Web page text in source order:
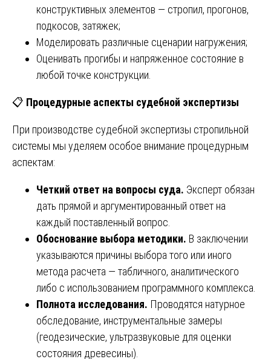
конструктивных элементов — стропил, прогонов,
подкосов, затяжек;
Моделировать различные сценарии нагружения;
Оценивать прогибы и напряженное состояние в
любой точке конструкции.
📋 Процедурные аспекты судебной экспертизы
При производстве судебной экспертизы стропильной
системы мы уделяем особое внимание процедурным
аспектам:
Четкий ответ на вопросы суда. Эксперт обязан
дать прямой и аргументированный ответ на
каждый поставленный вопрос.
Обоснование выбора методики. В заключении
указываются причины выбора того или иного
метода расчета — табличного, аналитического
либо с использованием программного комплекса.
Полнота исследования. Проводятся натурное
обследование, инструментальные замеры
(геодезические, ультразвуковые для оценки
состояния древесины).